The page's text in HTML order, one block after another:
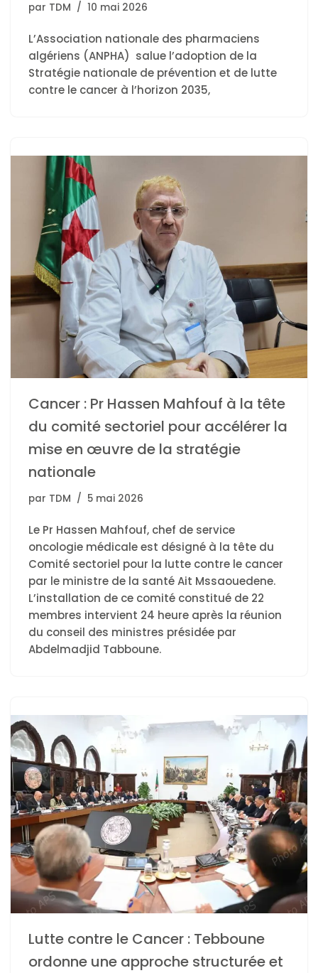
par TDM 10 mai 2026
L’Association nationale des pharmaciens
algériens (ANPHA) salue l’adoption de la
Stratégie nationale de prévention et de lutte
contre le cancer à l’horizon 2035,
Cancer : Pr Hassen Mahfouf à la tête
du comité sectoriel pour accélérer la
mise en œuvre de la stratégie
nationale
par TDM 5 mai 2026
Le Pr Hassen Mahfouf, chef de service
oncologie médicale est désigné à la tête du
Comité sectoriel pour la lutte contre le cancer
par le ministre de la santé Ait Mssaouedene.
L’installation de ce comité constitué de 22
membres intervient 24 heure après la réunion
du conseil des ministres présidée par
Abdelmadjid Tabboune.
Lutte contre le Cancer : Tebboune
ordonne une approche structurée et